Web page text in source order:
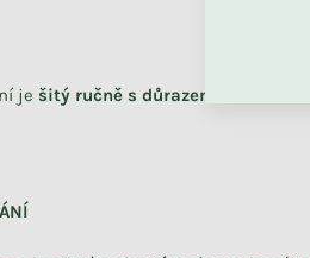
je šitý ručně s důrazem na detail